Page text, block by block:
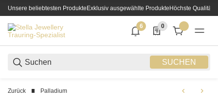
Unsere beliebtesten ProdukteExklusiv ausgewählte ProdukteHöchste Qualität
SUCHEN
6
6 neue Notifizierungen
0
0 Produkte in der
Zurück Palladium